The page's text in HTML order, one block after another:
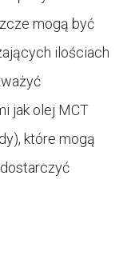
mogą być
ilościach
jak olej MCT
które mogą